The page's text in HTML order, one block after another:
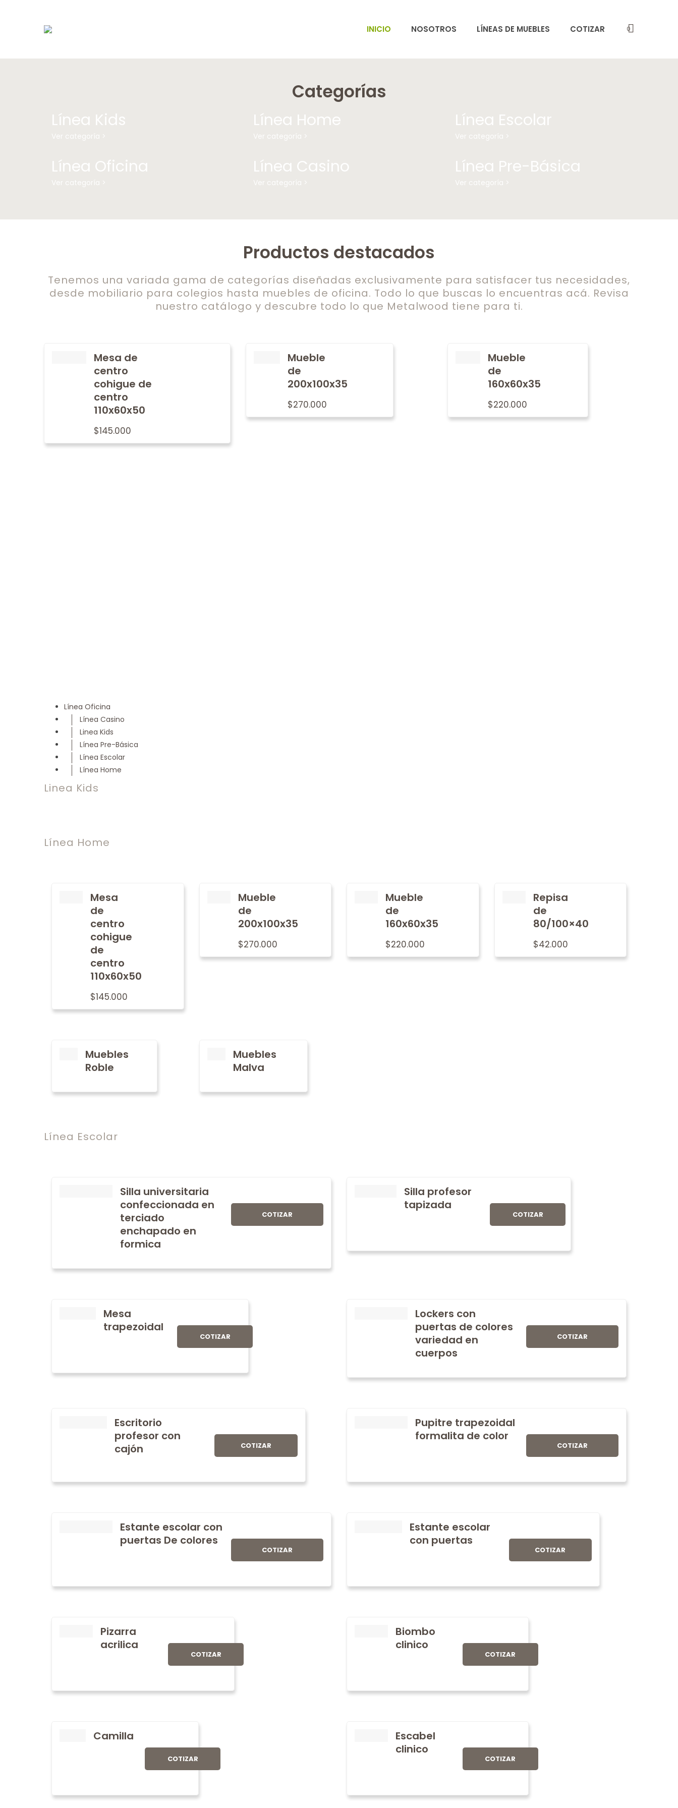
INICIO NOSOTROS LÍNEAS DE MUEBLES COTIZAR 0
Categorías
Línea Kids
Ver categoría >
Línea Home
Ver categoría >
Línea Escolar
Ver categoría >
Línea Oficina
Ver categoría >
Línea Casino
Ver categoría >
Línea Pre-Básica
Ver categoría >
Productos destacados
Tenemos una variada gama de categorías diseñadas exclusivamente para satisfacer tus necesidades,
desde mobiliario para colegios hasta muebles de oficina. Todo lo que buscas lo encuentras acá. Revisa
nuestro catálogo y descubre todo lo que Metalwood tiene para ti.
Mesa de
centro
cohigue de
centro
110x60x50
$145.000
Mueble
de
200x100x35
$270.000
Mueble
de
160x60x35
$220.000
Línea Oficina
Línea Casino
Linea Kids
Línea Pre-Básica
Línea Escolar
Línea Home
Linea Kids
Línea Home
Mesa
de
centro
cohigue
de
centro
110x60x50
$145.000
Mueble
de
200x100x35
$270.000
Mueble
de
160x60x35
$220.000
Repisa
de
80/100×40
$42.000
Muebles
Roble
Muebles
Malva
Línea Escolar
Silla universitaria
confeccionada en
terciado
enchapado en
formica
COTIZAR
Silla profesor
tapizada
COTIZAR
Mesa
trapezoidal
COTIZAR
Lockers con
puertas de colores
variedad en
cuerpos
COTIZAR
Escritorio
profesor con
cajón
COTIZAR
Pupitre trapezoidal
formalita de color
COTIZAR
Estante escolar con
puertas De colores
COTIZAR
Estante escolar
con puertas
COTIZAR
Pizarra
acrilica
COTIZAR
Biombo
clinico
COTIZAR
Camilla
COTIZAR
Escabel
clinico
COTIZAR